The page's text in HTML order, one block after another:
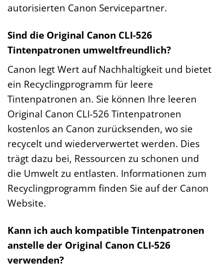
autorisierten Canon Servicepartner.
Sind die Original Canon CLI-526
Tintenpatronen umweltfreundlich?
Canon legt Wert auf Nachhaltigkeit und bietet
ein Recyclingprogramm für leere
Tintenpatronen an. Sie können Ihre leeren
Original Canon CLI-526 Tintenpatronen
kostenlos an Canon zurücksenden, wo sie
recycelt und wiederverwertet werden. Dies
trägt dazu bei, Ressourcen zu schonen und
die Umwelt zu entlasten. Informationen zum
Recyclingprogramm finden Sie auf der Canon
Website.
Kann ich auch kompatible Tintenpatronen
anstelle der Original Canon CLI-526
verwenden?